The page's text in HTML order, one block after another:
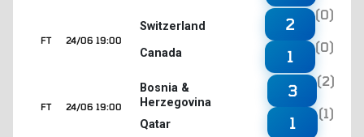
24/06 19:00
FT
Switzerland
Canada
2
(0)
1
(0)
24/06 19:00
FT
Bosnia &
Herzegovina
Qatar
3
(2)
1
(1)